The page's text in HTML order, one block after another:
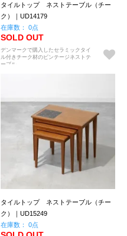
タイルトップ ネストテーブル（チー
ク）｜UD14179
在庫数： 0点
SOLD OUT
デンマークで購入したセラミックタイ
ル付きチーク材のビンテージネストテ
ーブル。
タイルトップ ネストテーブル（チー
ク）｜UD15249
在庫数： 0点